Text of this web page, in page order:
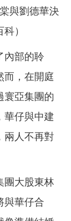
與劉德華決
）
內部的聆
而，在開庭
寰亞集團的
華仔與中建
兩人不再對
團大股東林
與華仔合